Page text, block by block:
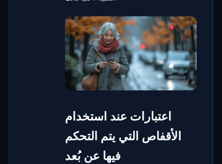
اعتبارات عند استخدام
الأقفاص التي يتم التحكم
فيها عن بُعد